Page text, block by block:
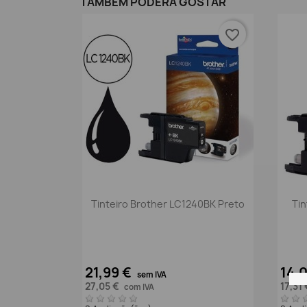
Vista rápida
Tinteiro Brother LC1240BK Preto
21,99 € sem IVA
27,05 € com IVA
favorite_border
17,31